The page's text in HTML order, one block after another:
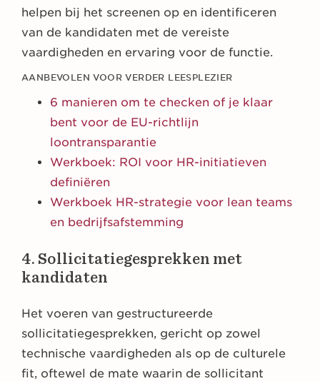
helpen bij het screenen op en identificeren
van de kandidaten met de vereiste
vaardigheden en ervaring voor de functie.
AANBEVOLEN VOOR VERDER LEESPLEZIER
6 manieren om te checken of je klaar
bent voor de EU-richtlijn
loontransparantie
Werkboek: ROI voor HR-initiatieven
definiëren
Werkboek HR-strategie voor lean teams
en bedrijfsafstemming
4. Sollicitatiegesprekken met
kandidaten
Het voeren van gestructureerde
sollicitatiegesprekken, gericht op zowel
technische vaardigheden als op de culturele
fit, oftewel de mate waarin de sollicitant